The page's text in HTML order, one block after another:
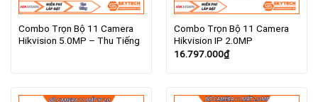
Combo Trọn Bộ 11 Camera
Hikvision 5.0MP – Thu Tiếng
Combo Trọn Bộ 11 Camera
Hikvision IP 2.0MP
16.797.000₫